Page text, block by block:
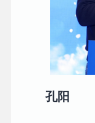
孔阳